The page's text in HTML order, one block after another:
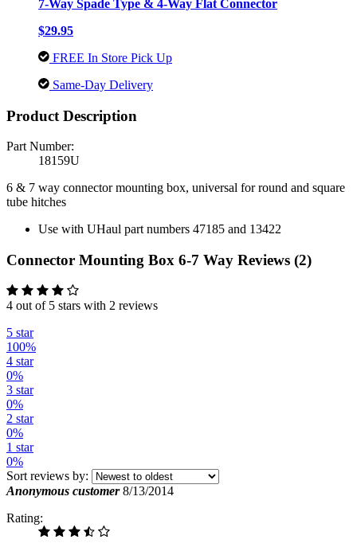
7-Way Spade Type & 4-Way Flat Connector
$29.95
FREE In Store Pick Up
Same-Day Delivery
Product Description
Part Number:
18159U
6 & 7 way connector mounting box, universal for round and square
tube hitches
Use with UHaul part numbers 47185 and 13422
Connector Mounting Box 6-7 Way Reviews (2)
4 out of 5 stars with 2 reviews
5 star
100%
4 star
0%
3 star
0%
2 star
0%
1 star
0%
Sort reviews by:
Anonymous customer 8/13/2014
Rating: